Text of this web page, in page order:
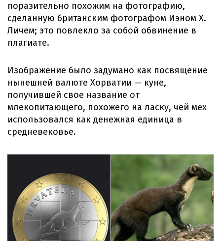
поразительно похожим на фотографию,
сделанную британским фотографом Иэном Х.
Личем; это повлекло за собой обвинение в
плагиате.
Изображение было задумано как посвящение
нынешней валюте Хорватии — куне,
получившей свое название от
млекопитающего, похожего на ласку, чей мех
использовался как денежная единица в
средневековье.